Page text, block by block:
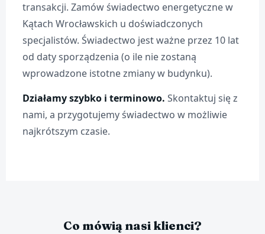
transakcji. Zamów świadectwo energetyczne w
Kątach Wrocławskich u doświadczonych
specjalistów. Świadectwo jest ważne przez 10 lat
od daty sporządzenia (o ile nie zostaną
wprowadzone istotne zmiany w budynku).
Działamy szybko i terminowo. Skontaktuj się z
nami, a przygotujemy świadectwo w możliwie
najkrótszym czasie.
Co mówią nasi klienci?